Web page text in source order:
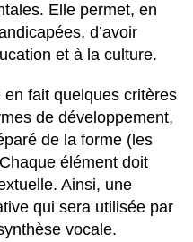
Elle permet, en
d’avoir
et à la culture.
fait quelques critères
de développement,
de la forme (les
élément doit
Ainsi, une
qui sera utilisée par
vocale.